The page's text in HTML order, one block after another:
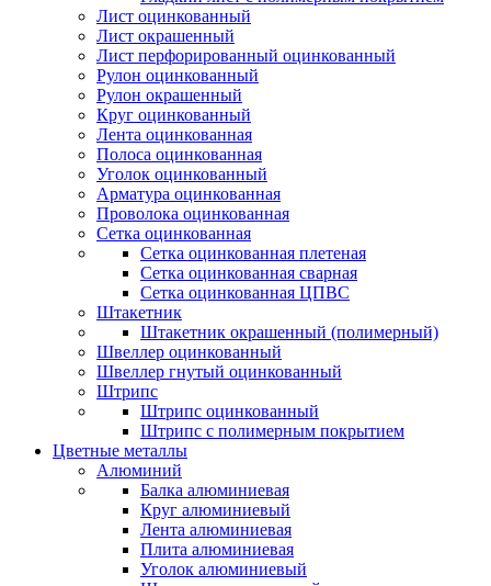
Лист оцинкованный
Лист окрашенный
Лист перфорированный оцинкованный
Рулон оцинкованный
Рулон окрашенный
Круг оцинкованный
Лента оцинкованная
Полоса оцинкованная
Уголок оцинкованный
Арматура оцинкованная
Проволока оцинкованная
Сетка оцинкованная
Сетка оцинкованная плетеная
Сетка оцинкованная сварная
Сетка оцинкованная ЦПВС
Штакетник
Штакетник окрашенный (полимерный)
Швеллер оцинкованный
Швеллер гнутый оцинкованный
Штрипс
Штрипс оцинкованный
Штрипс с полимерным покрытием
Цветные металлы
Алюминий
Балка алюминиевая
Круг алюминиевый
Лента алюминиевая
Плита алюминиевая
Уголок алюминиевый